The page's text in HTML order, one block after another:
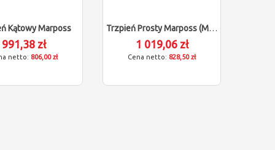
Kątowy Marposs
991,38 zł
806,00 zł
Trzpień Prosty Marposs (M4/L80/D6)
1 019,06 zł
828,50 zł